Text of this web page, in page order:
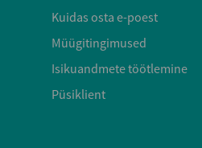
Kuidas osta e-poest
Müügitingimused
Isikuandmete töötlemine
Püsiklient